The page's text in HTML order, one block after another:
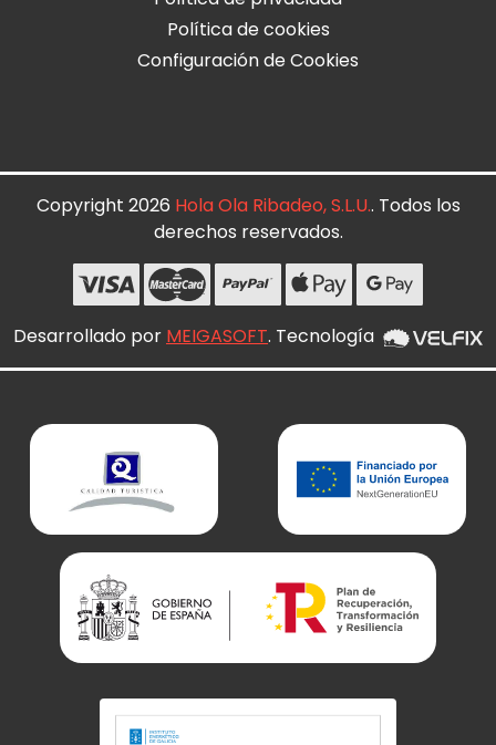
Política de cookies
Configuración de Cookies
Copyright 2026 Hola Ola Ribadeo, S.L.U.. Todos los
derechos reservados.
Desarrollado por MEIGASOFT. Tecnología